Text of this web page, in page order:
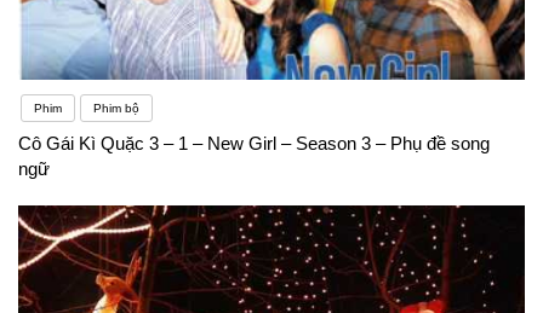
Phim Phim bộ
Cô Gái Kì Quặc 3 – 1 – New Girl – Season 3 – Phụ đề song
ngữ